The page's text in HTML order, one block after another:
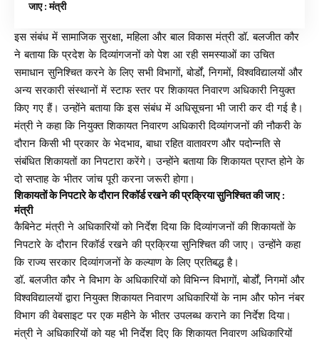
जाए : मंत्री
इस संबंध में सामाजिक सुरक्षा, महिला और बाल विकास मंत्री डॉ. बलजीत कौर
ने बताया कि प्रदेश के दिव्यांगजनों को पेश आ रही समस्याओं का उचित
समाधान सुनिश्चित करने के लिए सभी विभागों, बोर्डों, निगमों, विश्वविद्यालयों और
अन्य सरकारी संस्थानों में स्टाफ स्तर पर शिकायत निवारण अधिकारी नियुक्त
किए गए हैं। उन्होंने बताया कि इस संबंध में अधिसूचना भी जारी कर दी गई है।
मंत्री ने कहा कि नियुक्त शिकायत निवारण अधिकारी दिव्यांगजनों की नौकरी के
दौरान किसी भी प्रकार के भेदभाव, बाधा रहित वातावरण और पदोन्नति से
संबंधित शिकायतों का निपटारा करेंगे। उन्होंने बताया कि शिकायत प्राप्त होने के
दो सप्ताह के भीतर जांच पूरी करना जरूरी होगा।
शिकायतों के निपटारे के दौरान रिकॉर्ड रखने की प्रक्रिया सुनिश्चित की जाए :
मंत्री
कैबिनेट मंत्री ने अधिकारियों को निर्देश दिया कि दिव्यांगजनों की शिकायतों के
निपटारे के दौरान रिकॉर्ड रखने की प्रक्रिया सुनिश्चित की जाए। उन्होंने कहा
कि राज्य सरकार दिव्यांगजनों के कल्याण के लिए प्रतिबद्ध है।
डॉ. बलजीत कौर ने विभाग के अधिकारियों को विभिन्न विभागों, बोर्डों, निगमों और
विश्वविद्यालयों द्वारा नियुक्त शिकायत निवारण अधिकारियों के नाम और फोन नंबर
विभाग की वेबसाइट पर एक महीने के भीतर उपलब्ध कराने का निर्देश दिया।
मंत्री ने अधिकारियों को यह भी निर्देश दिए कि शिकायत निवारण अधिकारियों